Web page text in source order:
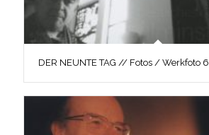
DER NEUNTE TAG // Fotos / Werkfoto 6